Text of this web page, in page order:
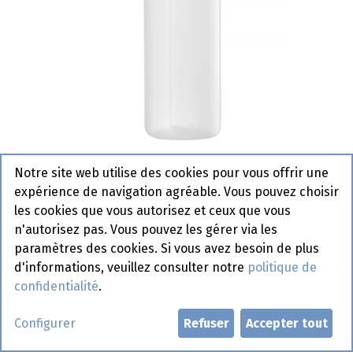
201732 Bouteille Pour Chauffeur
Des Sauces Hendi
Actif
Demander un compte
Notre site web utilise des cookies pour vous offrir une
expérience de navigation agréable. Vous pouvez choisir
les cookies que vous autorisez et ceux que vous
n'autorisez pas. Vous pouvez les gérer via les
paramètres des cookies. Si vous avez besoin de plus
d'informations, veuillez consulter notre politique de
confidentialité.
Configurer Refuser Accepter tout